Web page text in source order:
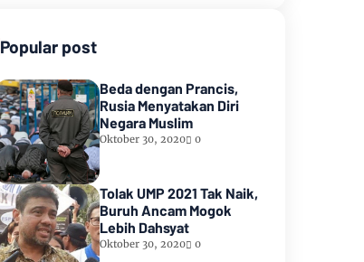
Popular post
Beda dengan Prancis,
Rusia Menyatakan Diri
Negara Muslim
Oktober 30, 2020 0
Tolak UMP 2021 Tak Naik,
Buruh Ancam Mogok
Lebih Dahsyat
Oktober 30, 2020 0